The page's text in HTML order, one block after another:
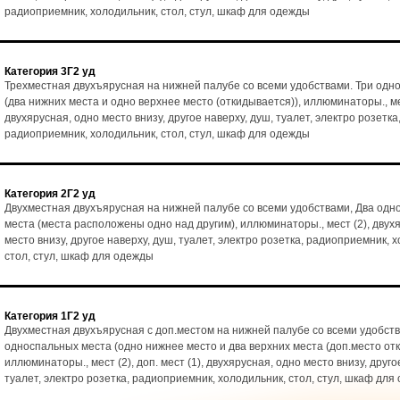
радиоприемник, холодильник, стол, стул, шкаф для одежды
Категория 3Г2 уд
Трехместная двухъярусная на нижней палубе со всеми удобствами. Три
(два нижних места и одно верхнее место (откидывается)), иллюминаторы.,
двухярусная, одно место внизу, другое наверху, душ, туалет, электро розетка,
радиоприемник, холодильник, стол, стул, шкаф для одежды
Категория 2Г2 уд
Двухместная двухъярусная на нижней палубе со всеми удобствами, Два
места (места расположены одно над другим), иллюминаторы., мест (2),
место внизу, другое наверху, душ, туалет, электро розетка, радиоприемник,
стол, стул, шкаф для одежды
Категория 1Г2 уд
Двухместная двухъярусная с доп.местом на нижней палубе со всеми
односпальных места (одно нижнее место и два верхних места (доп.место
иллюминаторы., мест (2), доп. мест (1), двухярусная, одно место внизу,
туалет, электро розетка, радиоприемник, холодильник, стол, стул, шкаф